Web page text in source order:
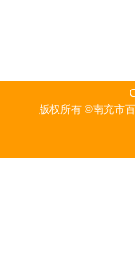
版权所有 ©南充市